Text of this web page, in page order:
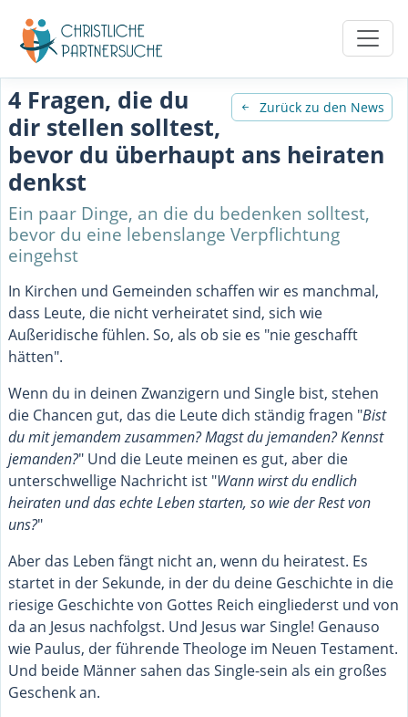
Zurück zu den News
4 Fragen, die du
dir stellen solltest,
bevor du überhaupt ans heiraten
denkst
Ein paar Dinge, an die du bedenken solltest,
bevor du eine lebenslange Verpflichtung
eingehst
In Kirchen und Gemeinden schaffen wir es manchmal,
dass Leute, die nicht verheiratet sind, sich wie
Außeridische fühlen. So, als ob sie es "nie geschafft
hätten".
Wenn du in deinen Zwanzigern und Single bist, stehen
die Chancen gut, das die Leute dich ständig fragen "Bist
du mit jemandem zusammen? Magst du jemanden? Kennst
jemanden?" Und die Leute meinen es gut, aber die
unterschwellige Nachricht ist "Wann wirst du endlich
heiraten und das echte Leben starten, so wie der Rest von
uns?"
Aber das Leben fängt nicht an, wenn du heiratest. Es
startet in der Sekunde, in der du deine Geschichte in die
riesige Geschichte von Gottes Reich eingliederst und von
da an Jesus nachfolgst. Und Jesus war Single! Genauso
wie Paulus, der führende Theologe im Neuen Testament.
Und beide Männer sahen das Single-sein als ein großes
Geschenk an.